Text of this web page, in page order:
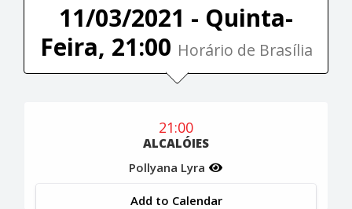
11/03/2021 - Quinta-
Feira, 21:00 Horário de Brasília
21:00
ALCALÓIES
Pollyana Lyra
Add to Calendar